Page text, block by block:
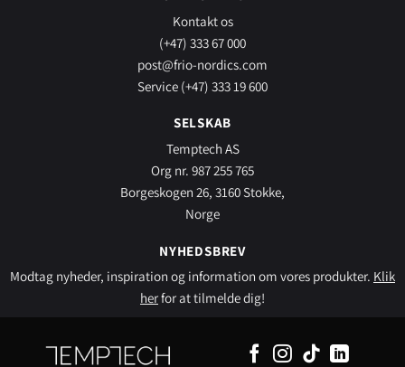
Kontakt os
(+47) 333 67 000
post@frio-nordics.com
Service (+47) 333 19 600
SELSKAB
Temptech AS
Org nr. 987 255 765
Borgeskogen 26, 3160 Stokke,
Norge
NYHEDSBREV
Modtag nyheder, inspiration og information om vores produkter. Klik
herfor at tilmelde dig!